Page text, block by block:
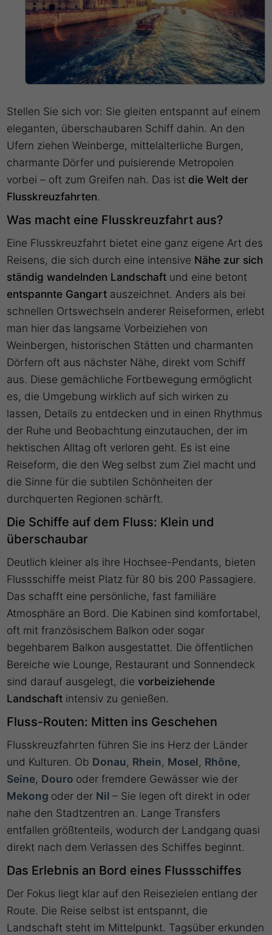
Stellen Sie sich vor: Sie gleiten entspannt auf einem
eleganten, überschaubaren Schiff dahin. An den
Ufern ziehen Weinberge, mittelalterliche Burgen,
charmante Dörfer und pulsierende Metropolen
vorbei – oft zum Greifen nah. Das ist die Welt der
Flusskreuzfahrten.
Was macht eine Flusskreuzfahrt aus?
Eine Flusskreuzfahrt bietet eine ganz eigene Art des
Reisens, die sich durch eine intensive Nähe zur sich
ständig wandelnden Landschaft und eine betont
entspannte Gangart auszeichnet. Anders als bei
schnellen Ortswechseln anderer Reiseformen, erlebt
man hier das langsame Vorbeiziehen von
Weinbergen, historischen Stätten und charmanten
Dörfern oft aus nächster Nähe, direkt vom Schiff
aus. Diese gemächliche Fortbewegung ermöglicht
es, die Umgebung wirklich auf sich wirken zu
lassen, Details zu entdecken und in einen Rhythmus
der Ruhe und Beobachtung einzutauchen, der im
hektischen Alltag oft verloren geht. Es ist eine
Reiseform, die den Weg selbst zum Ziel macht und
die Sinne für die subtilen Schönheiten der
durchquerten Regionen schärft.
Die Schiffe auf dem Fluss: Klein und
überschaubar
Deutlich kleiner als ihre Hochsee-Pendants, bieten
Flussschiffe meist Platz für 80 bis 200 Passagiere.
Das schafft eine persönliche, fast familiäre
Atmosphäre an Bord. Die Kabinen sind komfortabel,
oft mit französischem Balkon oder sogar
begehbarem Balkon ausgestattet. Die öffentlichen
Bereiche wie Lounge, Restaurant und Sonnendeck
sind darauf ausgelegt, die vorbeiziehende
Landschaft intensiv zu genießen.
Fluss-Routen: Mitten ins Geschehen
Flusskreuzfahrten führen Sie ins Herz der Länder
und Kulturen. Ob Donau, Rhein, Mosel, Rhône,
Seine, Douro oder fremdere Gewässer wie der
Mekong oder der Nil– Sie legen oft direkt in oder
nahe den Stadtzentren an. Lange Transfers
entfallen größtenteils, wodurch der Landgang quasi
direkt nach dem Verlassen des Schiffes beginnt.
Das Erlebnis an Bord eines Flussschiffes
Der Fokus liegt klar auf den Reisezielen entlang der
Route. Die Reise selbst ist entspannt, die
Landschaft steht im Mittelpunkt. Tagsüber erkunden